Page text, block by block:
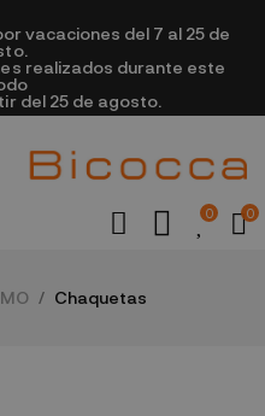
vacaciones del 7 al 25 de
realizados durante este
del 25 de agosto.
0 0
Chaquetas